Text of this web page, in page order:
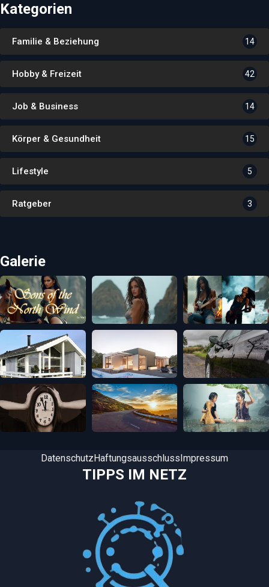
Kategorien
Familie & Beziehung 14
Hobby & Freizeit 42
Job & Business 14
Körper & Gesundheit 15
Lifestyle 5
Ratgeber 3
Galerie
TIPPS IM NETZ
Datenschutz Haftungsausschluss Impressum